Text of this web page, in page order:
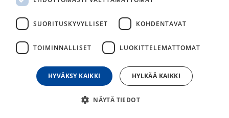
Pirelli Cinturato Gravel H Ulkorengas
Pirelli Cinturato Gravel H gravel-rengas on nopea ja kestävä
Cinturato™ Gravel Hard Terrain on gravelrengas, joka on
ja asfvaltille. Kuviointi on matalalla ja tiheällä nappulalla
lisäten rullaavuutta ja kontaktipintaa nopeaan ajoon hiekka-
SUORITUSKYVYLLISET KOHDENTAVAT
TOIMINNALLISET LUOKITTELEMATTOMAT
HYVÄKSY KAIKKI HYLKÄÄ KAIKKI
NÄYTÄ TIEDOT